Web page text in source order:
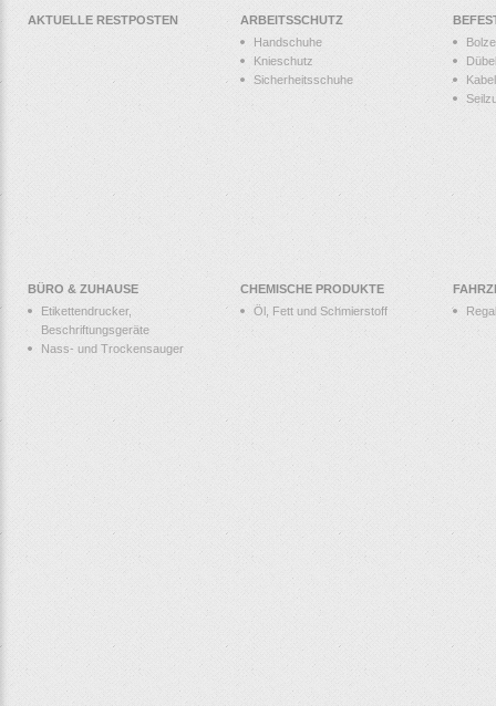
AKTUELLE RESTPOSTEN
ARBEITSSCHUTZ
Handschuhe
Knieschutz
Sicherheitsschuhe
Dübel
BÜRO & ZUHAUSE
Etikettendrucker,
Beschriftungsgeräte
Nass- und Trockensauger
CHEMISCHE PRODUKTE
Öl, Fett und Schmierstoff